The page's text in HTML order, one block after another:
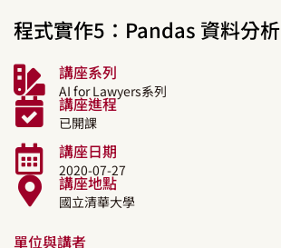
程式實作5：Pandas 資料分析
講座系列
AI for Lawyers系列
講座進程
已開課
講座日期
2020-07-27
講座地點
國立清華大學
單位與講者